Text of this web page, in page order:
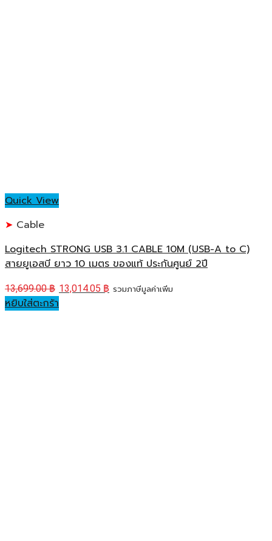
Quick View
Cable
Logitech STRONG USB 3.1 CABLE 10M (USB-A to C)
สายยูเอสบี ยาว 10 เมตร ของแท้ ประกันศูนย์ 2ปี
13,699.00฿ 13,014.05 ฿ รวมภาษีมูลค่าเพิ่ม
หยิบใส่ตะกร้า